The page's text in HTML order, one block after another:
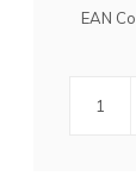
EAN